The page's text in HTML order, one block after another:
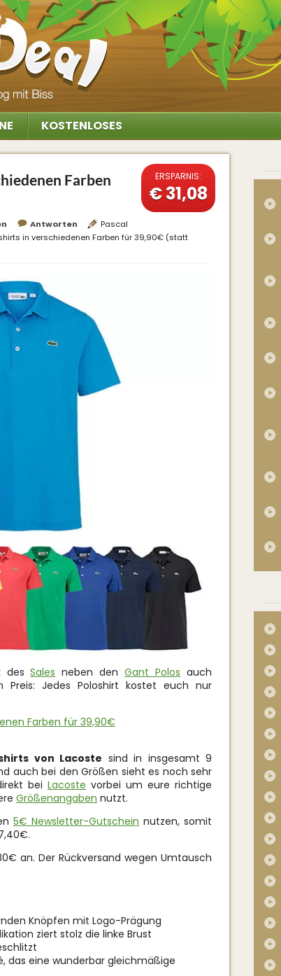
KOSTENLOSES
Farben
ERSPARNIS:
€ 31,08
Antworten
Pascal
in verschiedenen Farben für 39,90€ (statt
desSales neben denGant Polos auch
Preis: Jedes Poloshirt kostet euch nur
Farben für 39,90€
von Lacoste sind in insgesamt 9
auch bei den Größen sieht es noch sehr
bei Lacoste vorbei um eure richtige
Größenangaben nutzt.
5€ Newsletter-Gutschein nutzen, somit
an. Der Rückversand wegen Umtausch
Knöpfen mit Logo-Prägung
ziert stolz die linke Brust
das eine wunderbar gleichmäßige